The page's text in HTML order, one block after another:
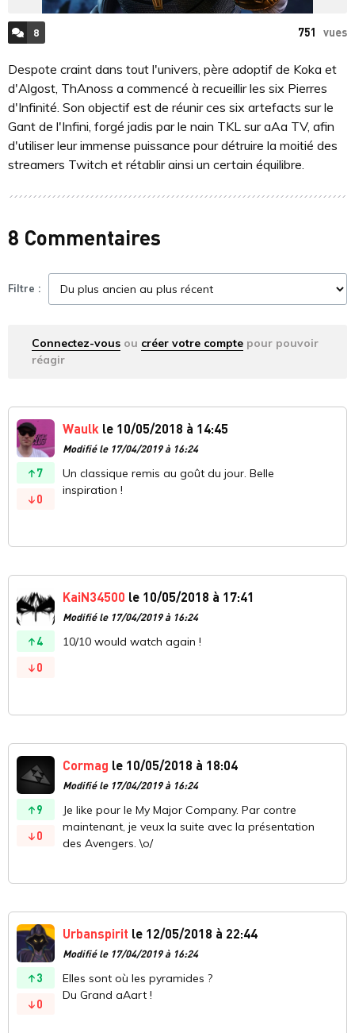
ACCÉDER AUX
8
COMMENTAIRES
751 vues
Despote craint dans tout l'univers, père adoptif de Koka et
d'Algost, ThAnoss a commencé à recueillir les six Pierres
d'Infinité. Son objectif est de réunir ces six artefacts sur le
Gant de l'Infini, forgé jadis par le nain TKL sur aAa TV, afin
d'utiliser leur immense puissance pour détruire la moitié des
streamers Twitch et rétablir ainsi un certain équilibre.
8 Commentaires
Filtre :
Connectez-vous ou créer votre compte pour pouvoir
réagir
7
0
Waulk le 10/05/2018 à 14:45
Modifié le 17/04/2019 à 16:24
Un classique remis au goût du jour. Belle
inspiration !
4
0
KaiN34500 le 10/05/2018 à 17:41
Modifié le 17/04/2019 à 16:24
10/10 would watch again !
9
0
Cormag le 10/05/2018 à 18:04
Modifié le 17/04/2019 à 16:24
Je like pour le My Major Company. Par contre
maintenant, je veux la suite avec la présentation
des Avengers. \o/
3
0
Urbanspirit le 12/05/2018 à 22:44
Modifié le 17/04/2019 à 16:24
Elles sont où les pyramides ?
Du Grand aAart !